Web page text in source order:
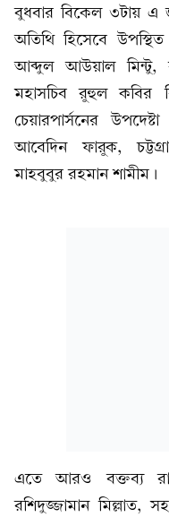
বুধবার বিকেল ৩টায় এ
অতিথি হিসেবে
আব্দুল আউয়াল মিন্টু,
মহাসচিব রুহুল কবির
চেয়ারপার্সনের
আবেদিন ফারুক,
মাহবুবুর রহমান শামীম।
এতে আরও বক্তব্য
রশিদুজ্জামান মিল্লাত,